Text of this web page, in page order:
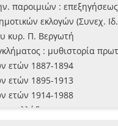
παροιμιών :
εκλογών (Συνεχ.
κυρ. Π. Βεργωτή
: μυθιστορία
ετών 1887-1894
ετών 1895-1913
ετών 1914-1988
φυλλάδια